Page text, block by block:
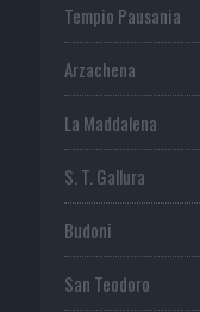
Tempio Pausania
Arzachena
La Maddalena
S. T. Gallura
Budoni
San Teodoro